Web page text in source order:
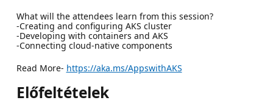
What will the attendees learn from this session?
-Creating and configuring AKS cluster
-Developing with containers and AKS
-Connecting cloud-native components
Read More- https://aka.ms/AppswithAKS
Előfeltételek